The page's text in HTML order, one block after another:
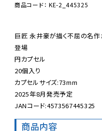
商品コード： KE-2_445325
巨匠 永井豪が描く不屈の名作
登場　　　　　　　　　　
円カプセル
20個入り
カプセルサイズ:73mm
2025年8月発売予定
JANコード:4573567445325
商品内容